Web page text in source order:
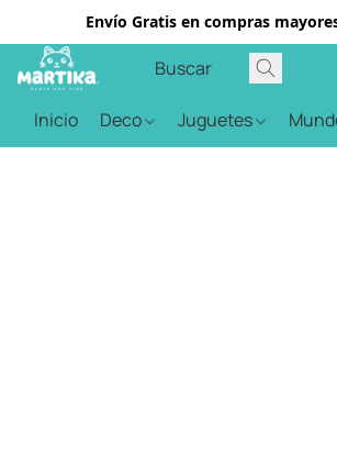
Envío Gratis en compras
Inicio Deco Juguetes